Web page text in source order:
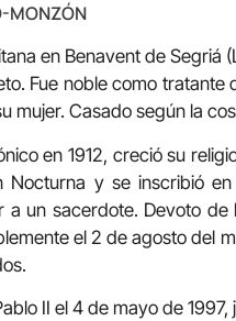
MONZÓN
en Benavent de Segriá
Fue noble como
mujer. Casado según la
en 1912, creció su
Nocturna y se inscribió
un sacerdote. Devoto de
el 2 de agosto del
II el 4 de mayo de